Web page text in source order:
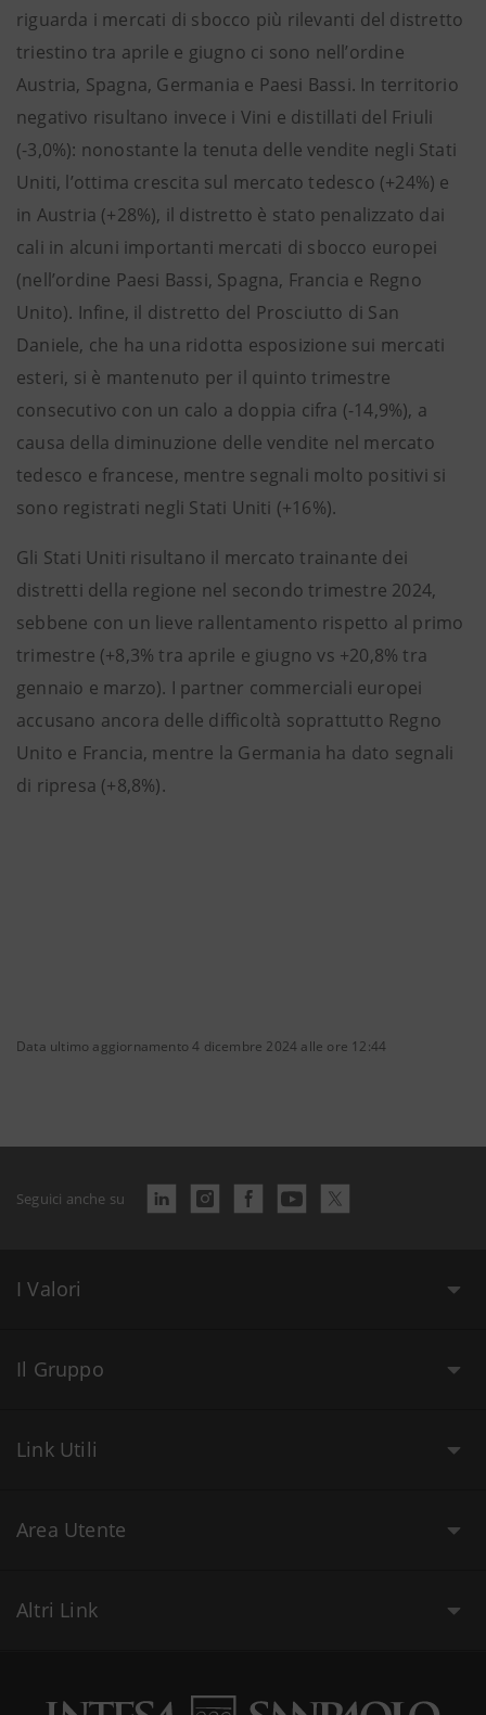
riguarda i mercati di sbocco più rilevanti del distretto
triestino tra aprile e giugno ci sono nell’ordine
Austria, Spagna, Germania e Paesi Bassi. In territorio
negativo risultano invece i Vini e distillati del Friuli
(-3,0%): nonostante la tenuta delle vendite negli Stati
Uniti, l’ottima crescita sul mercato tedesco (+24%) e
in Austria (+28%), il distretto è stato penalizzato dai
cali in alcuni importanti mercati di sbocco europei
(nell’ordine Paesi Bassi, Spagna, Francia e Regno
Unito). Infine, il distretto del Prosciutto di San
Daniele, che ha una ridotta esposizione sui mercati
esteri, si è mantenuto per il quinto trimestre
consecutivo con un calo a doppia cifra (-14,9%), a
causa della diminuzione delle vendite nel mercato
tedesco e francese, mentre segnali molto positivi si
sono registrati negli Stati Uniti (+16%).
Gli Stati Uniti risultano il mercato trainante dei
distretti della regione nel secondo trimestre 2024,
sebbene con un lieve rallentamento rispetto al primo
trimestre (+8,3% tra aprile e giugno vs +20,8% tra
gennaio e marzo). I partner commerciali europei
accusano ancora delle difficoltà soprattutto Regno
Unito e Francia, mentre la Germania ha dato segnali
di ripresa (+8,8%).
Data ultimo aggiornamento 4 dicembre 2024 alle ore 12:44
Seguici anche su
I Valori
Il Gruppo
Link Utili
Area Utente
Altri Link